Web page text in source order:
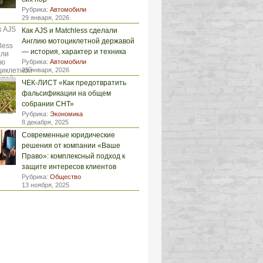
Рубрика: Автомобили
29 января, 2026
Как AJS и Matchless сделали
Англию мотоциклетной державой
— история, характер и техника
Рубрика: Автомобили
29 января, 2026
ЧЕК-ЛИСТ «Как предотвратить
фальсификации на общем
собрании СНТ»
Рубрика: Экономика
8 декабря, 2025
Современные юридические
решения от компании «Ваше
Право»: комплексный подход к
защите интересов клиентов
Рубрика: Общество
13 ноября, 2025